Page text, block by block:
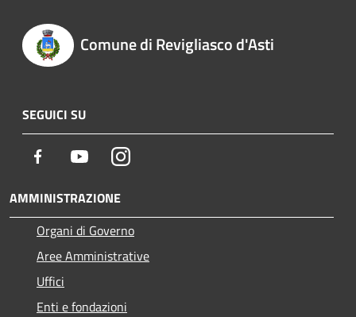
Comune di Revigliasco d'Asti
SEGUICI SU
Facebook YoutubeInstagram
AMMINISTRAZIONE
Organi di Governo
Aree Amministrative
Uffici
Enti e fondazioni